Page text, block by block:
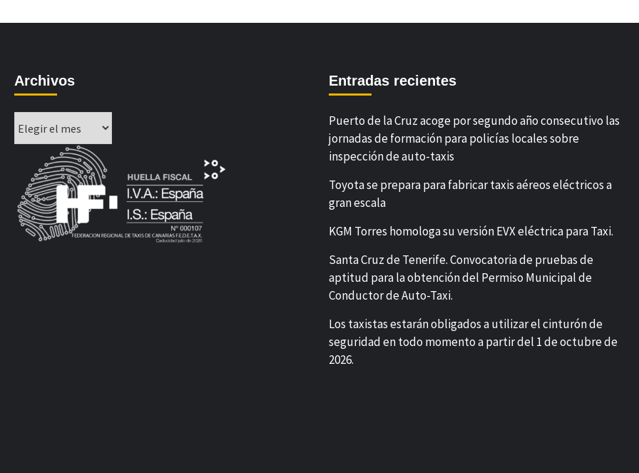
Archivos Entradas recientes
Puerto de la Cruz acoge por segundo año consecutivo las
jornadas de formación para policías locales sobre
inspección de auto-taxis
Toyota se prepara para fabricar taxis aéreos eléctricos a
gran escala
KGM Torres homologa su versión EVX eléctrica para Taxi.
Santa Cruz de Tenerife. Convocatoria de pruebas de
aptitud para la obtención del Permiso Municipal de
Conductor de Auto-Taxi.
Los taxistas estarán obligados a utilizar el cinturón de
seguridad en todo momento a partir del 1 de octubre de
2026.